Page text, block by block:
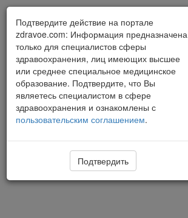
Подтвердите действие на портале
zdravoe.com: Информация предназначена
только для специалистов сферы
здравоохранения, лиц имеющих высшее
или среднее специальное медицинское
образование. Подтвердите, что Вы
являетесь специалистом в сфере
здравоохранения и ознакомлены с
пользовательским соглашением.
Подтвердить